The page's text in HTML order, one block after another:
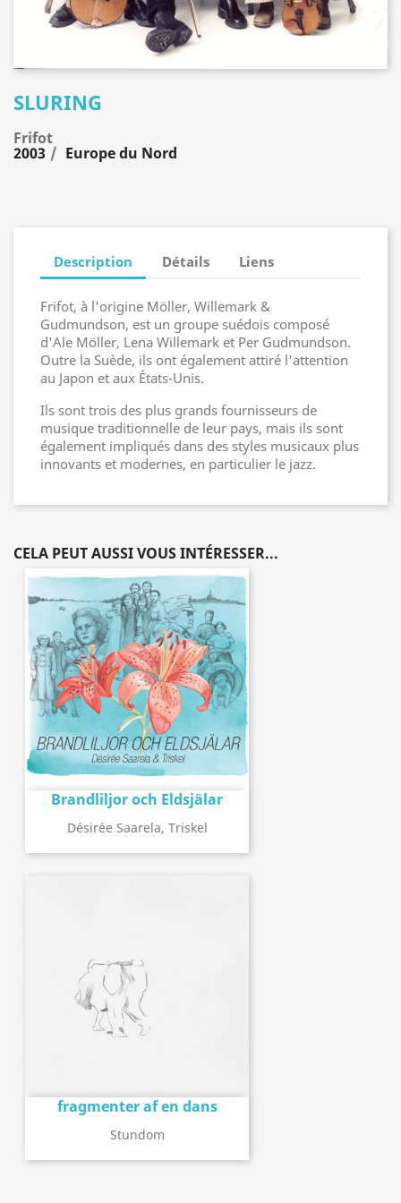
SLURING
Frifot
2003 Europe du Nord
Description Détails Liens
Frifot, à l'origine Möller, Willemark &
Gudmundson, est un groupe suédois composé
d'Ale Möller, Lena Willemark et Per Gudmundson.
Outre la Suède, ils ont également attiré l'attention
au Japon et aux États-Unis.
Ils sont trois des plus grands fournisseurs de
musique traditionnelle de leur pays, mais ils sont
également impliqués dans des styles musicaux plus
innovants et modernes, en particulier le jazz.
CELA PEUT AUSSI VOUS INTÉRESSER...
Brandliljor och Eldsjälar
Désirée Saarela, Triskel
fragmenter af en dans
Stundom